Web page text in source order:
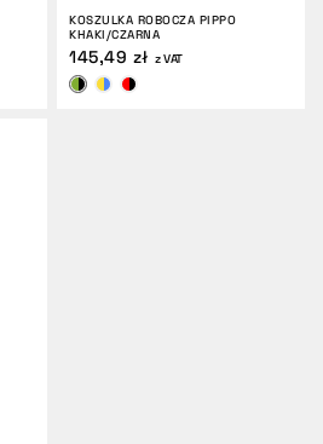
KOSZULKA ROBOCZA PIPPO
KHAKI/CZARNA
145,49 zł z VAT